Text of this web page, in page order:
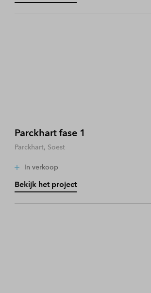
Parckhart fase 1
Parckhart, Soest
In verkoop
Bekijk het project